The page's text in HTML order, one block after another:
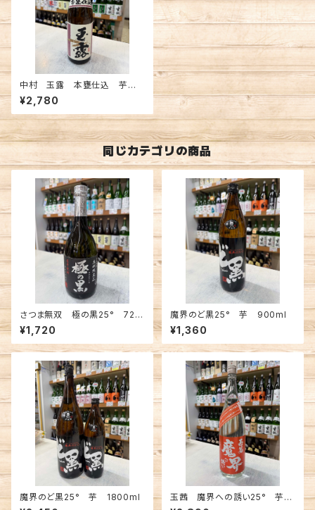
中村 玉露 本甕仕込 芋 1
800ml
¥2,780
同じカテゴリの商品
さつま無双 極の黒25° 720
ml
¥1,720
魔界のど黒25° 芋 900ml
¥1,360
魔界のど黒25° 芋 1800ml
玉茜 魔界への誘い25° 芋
1800ml